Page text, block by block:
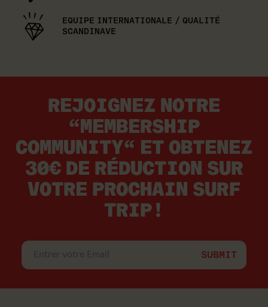
EQUIPE INTERNATIONALE / QUALITÉ
SCANDINAVE
REJOIGNEZ NOTRE
“MEMBERSHIP
COMMUNITY“ ET OBTENEZ
30€ DE RÉDUCTION SUR
VOTRE PROCHAIN SURF
TRIP!
Entrer
votre
Email